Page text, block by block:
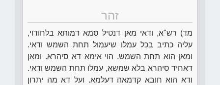
זהר
מד) רש"א, ודאי מאן דנטיל סמא דמותא בלחודוי,
עליה כתיב בכל עמלו שיעמול תחת השמש ודאי.
ומאן הוא תחת השמש. הוי אימא דא סיהרא. ומאן
דאחיד סיהרא בלא שמשא, עמלו תחת השמש ודאי.
ודא הוא חובא קדמאה דעלמא. ועל דא מה יתרון